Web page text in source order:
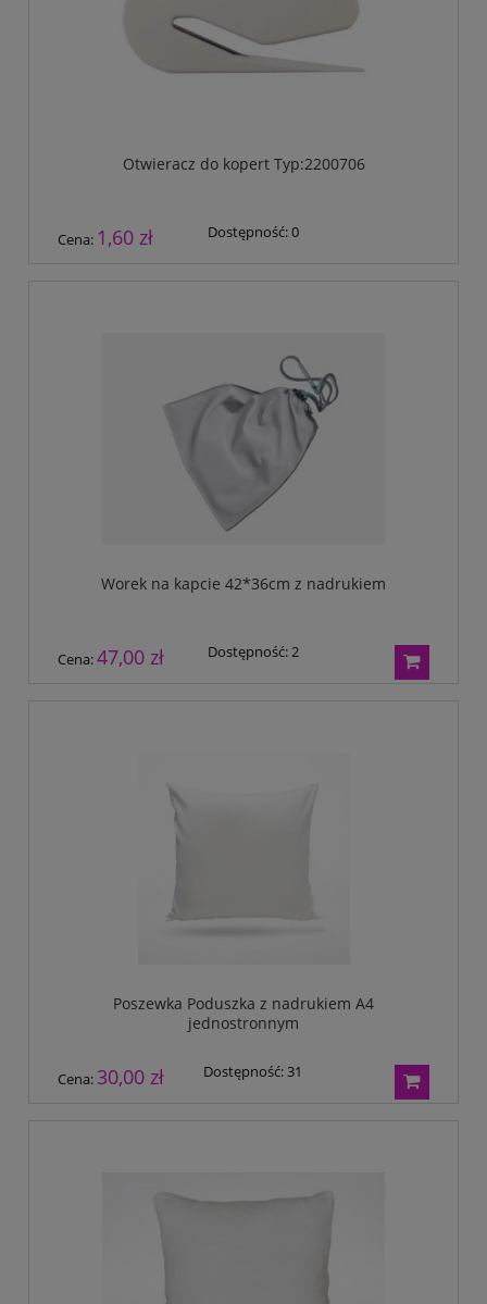
Otwieracz do kopert Typ:2200706
Cena: 1,60 zł Dostępność:0
Worek na kapcie 42*36cm z nadrukiem
Cena:47,00 zł Dostępność:2
Poszewka Poduszka z nadrukiem A4
jednostronnym
Cena: 30,00 zł Dostępność:31